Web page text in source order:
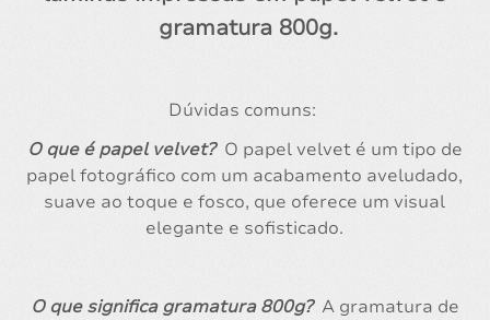
gramatura 800g.
Dúvidas comuns:
O que é papel velvet? O papel velvet é um tipo de
papel fotográfico com um acabamento aveludado,
suave ao toque e fosco, que oferece um visual
elegante e sofisticado.
O que significa gramatura 800g? A gramatura de